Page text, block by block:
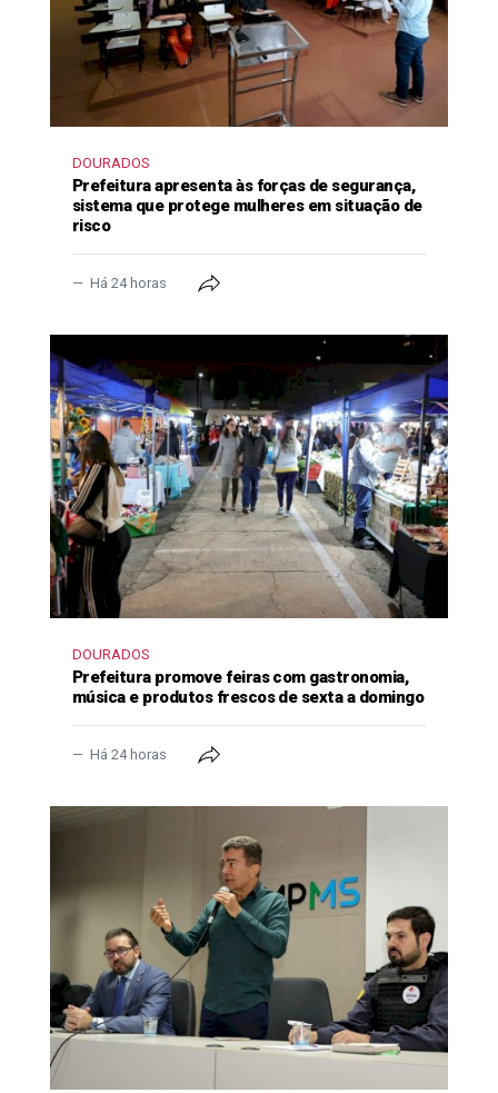
DOURADOS
Prefeitura apresenta às forças de segurança,
sistema que protege mulheres em situação de
risco
Há 24 horas
DOURADOS
Prefeitura promove feiras com gastronomia,
música e produtos frescos de sexta a domingo
Há 24 horas